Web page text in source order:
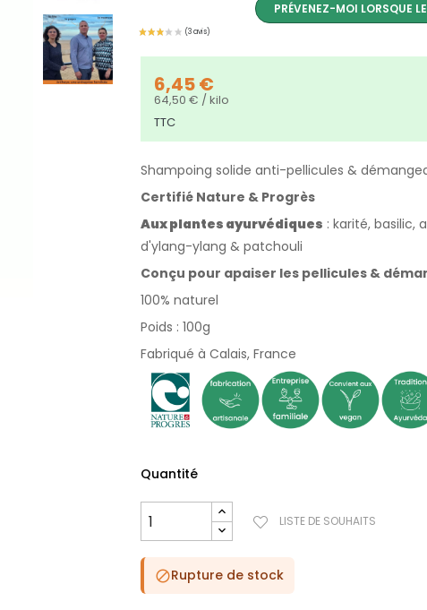
PRÉVENEZ-MOI LORSQUE
6,45 €
64,50 € / kilo
TTC
Shampoing solide anti-pellicules &
Certifié Nature & Progrès
Aux plantes ayurvédiques : karité, basilic,
d'ylang-ylang & patchouli
Conçu pour apaiser les pellicules &
100% naturel
Poids : 100g
Fabriqué à Calais, France
Quantité
LISTE DE SOUHAITS
Rupture de stock